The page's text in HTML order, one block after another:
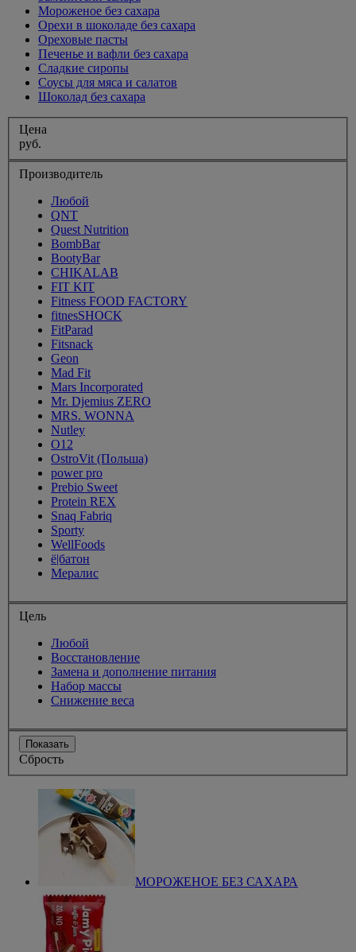
Мороженое без сахара
Орехи в шоколаде без сахара
Ореховые пасты
Печенье и вафли без сахара
Сладкие сиропы
Соусы для мяса и салатов
Шоколад без сахара
Цена
руб.
Производитель
Любой
QNT
Quest Nutrition
BombBar
BootyBar
CHIKALAB
FIT KIT
Fitness FOOD FACTORY
fitnesSHOCK
FitParad
Fitsnack
Geon
Mad Fit
Mars Incorporated
Mr. Djemius ZERO
MRS. WONNA
Nutley
O12
OstroVit (Польша)
power pro
Prebio Sweet
Protein REX
Snaq Fabriq
Sporty
WellFoods
ё|батон
Мералис
Цель
Любой
Восстановление
Замена и дополнение питания
Набор массы
Снижение веса
Показать
Сбрость
МОРОЖЕНОЕ БЕЗ САХАРА